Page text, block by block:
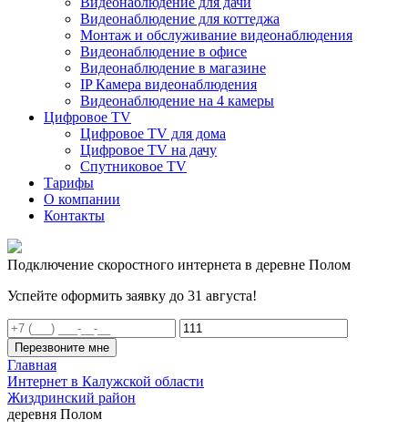
Видеонаблюдение для коттеджа
Монтаж и обслуживание видеонаблюдения
Видеонаблюдение в офисе
Видеонаблюдение в магазине
IP Камера видеонаблюдения
Видеонаблюдение на 4 камеры
Цифровое TV
Цифровое TV для дома
Цифровое TV на дачу
Спутниковое TV
Тарифы
О компании
Контакты
Подключение скоростного интернета в деревне Полом
Успейте оформить заявку до 31 августа!
Перезвоните мне
Главная
Интернет в Калужской области
Жиздринский район
деревня Полом